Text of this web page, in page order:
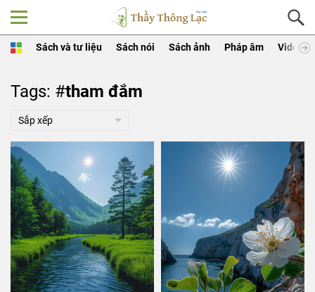
Sách và tư liệu Sách nói Sách ảnh Pháp âm Video
Tags: #tham đắm